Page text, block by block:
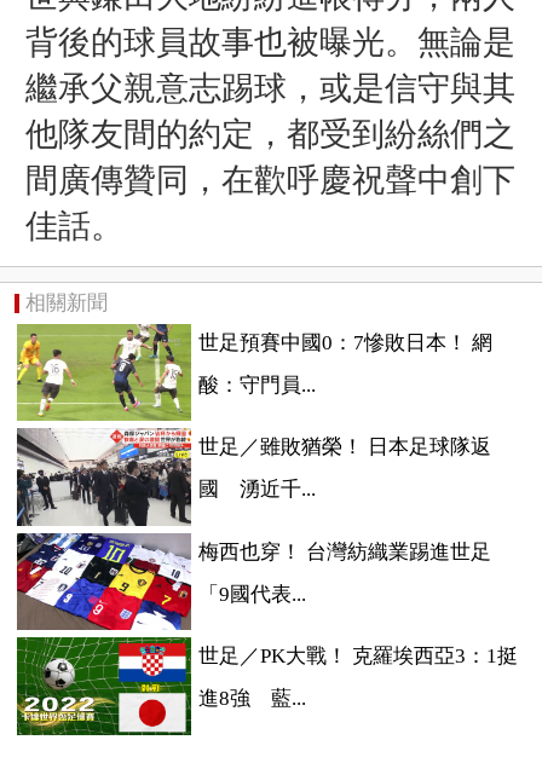
背後的球員故事也被曝光。無論是
繼承父親意志踢球，或是信守與其
他隊友間的約定，都受到紛絲們之
間廣傳贊同，在歡呼慶祝聲中創下
佳話。
相關新聞
世足預賽中國0：7慘敗日本！ 網
酸：守門員...
世足／雖敗猶榮！ 日本足球隊返
國 湧近千...
梅西也穿！ 台灣紡織業踢進世足
「9國代表...
世足／PK大戰！ 克羅埃西亞3：1挺
進8強 藍...